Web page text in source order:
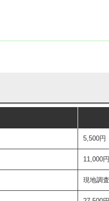
5,500円
11,000円
現地調査